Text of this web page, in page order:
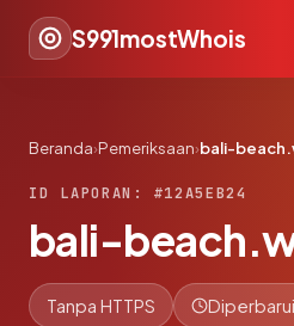
S991mostWhois
Beranda›Pemeriksaan›bali-
ID LAPORAN: #12A5EB24
bali-
Tanpa HTTPS Diperbarui